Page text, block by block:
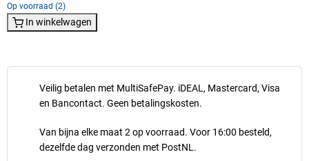
Veilig betalen met MultiSafePay. iDEAL, Mastercard, Visa
en Bancontact. Geen betalingskosten.
Van bijna elke maat 2 op voorraad. Voor 16:00 besteld,
dezelfde dag verzonden met PostNL.
Op voorraad (2)
In winkelwagen